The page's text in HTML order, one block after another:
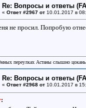
Re: Вопросы и ответы
« Ответ #2967 от10.01.2017 в
не просил. Попробую
переулках Астаны слышно
Re: Вопросы и ответы
« Ответ #2968 от10.01.2017 в
: